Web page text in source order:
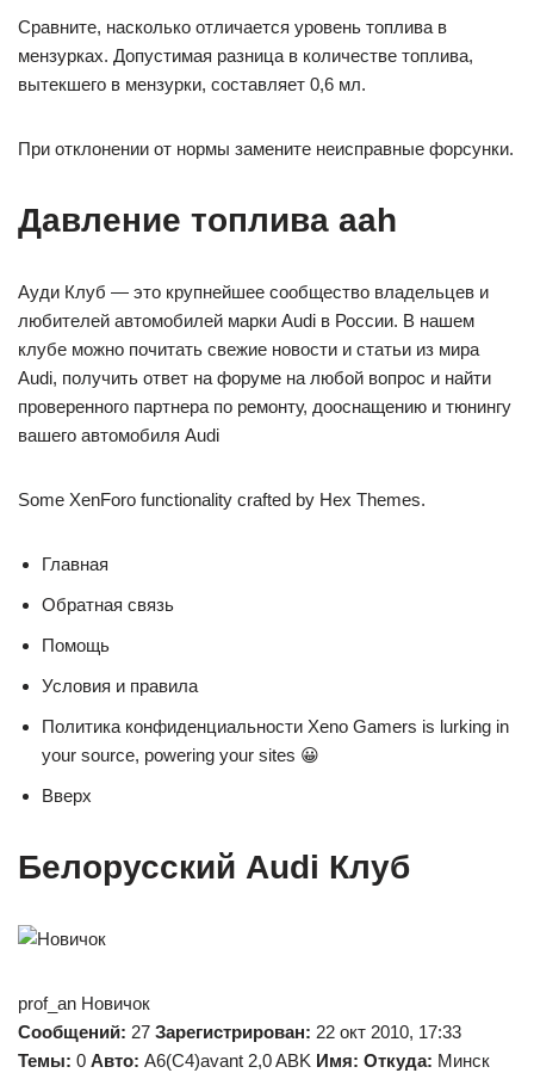
Сравните, насколько отличается уровень топлива в
мензурках. Допустимая разница в количестве топлива,
вытекшего в мензурки, составляет 0,6 мл.
При отклонении от нормы замените неисправные форсунки.
Давление топлива aah
Ауди Клуб — это крупнейшее сообщество владельцев и
любителей автомобилей марки Audi в России. В нашем
клубе можно почитать свежие новости и статьи из мира
Audi, получить ответ на форуме на любой вопрос и найти
проверенного партнера по ремонту, дооснащению и тюнингу
вашего автомобиля Audi
Some XenForo functionality crafted by Hex Themes.
Главная
Обратная связь
Помощь
Условия и правила
Политика конфиденциальности Xeno Gamers is lurking in
your source, powering your sites 😀
Вверх
Белорусский Audi Клуб
prof_an Новичок
Сообщений: 27 Зарегистрирован: 22 окт 2010, 17:33
Темы: 0 Авто: A6(C4)avant 2,0 ABK Имя: Откуда: Минск